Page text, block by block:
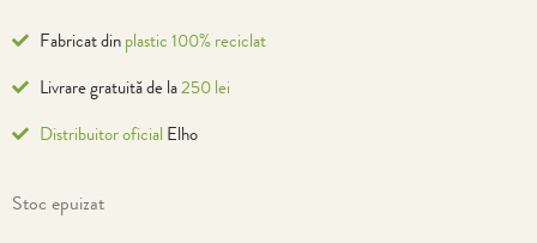
Fabricat dinplastic 100% reciclat
Livrare gratuită de la250 lei
Distribuitor oficial Elho
Stoc epuizat